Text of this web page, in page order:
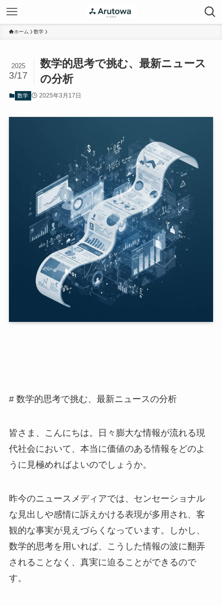
ホーム 数学
数学的思考で挑む、最新ニュース
の分析
2025
3/17
数学 2025年3月17日
# 数学的思考で挑む、最新ニュースの分析
皆さま、こんにちは。日々膨大な情報が流れる現
代社会において、本当に価値のある情報をどのよ
うに見極めればよいのでしょうか。
昨今のニュースメディアでは、センセーショナル
な見出しや感情に訴えかける表現が多用され、客
観的な事実が見えづらくなっています。しかし、
数学的思考を用いれば、こうした情報の波に翻弄
されることなく、真実に迫ることができるので
す。